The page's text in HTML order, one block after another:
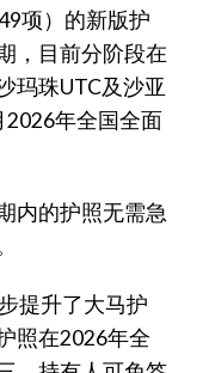
项）的新版护
，目前分阶段在
玛珠UTC及沙亚
年全国全面
内的护照无需急
提升了大马护
照在2026年全